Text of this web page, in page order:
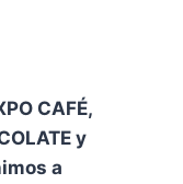
CAFÉ,
y
a